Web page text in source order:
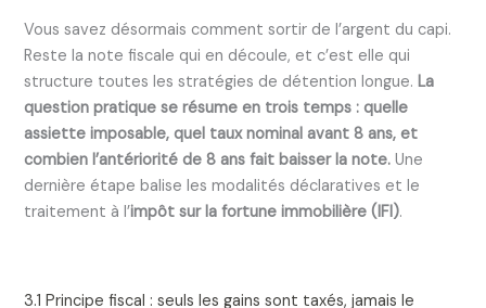
Vous savez désormais comment sortir de l’argent du capi.
Reste la note fiscale qui en découle, et c’est elle qui
structure toutes les stratégies de détention longue.La
question pratique se résume en trois temps : quelle
assiette imposable, quel taux nominal avant 8 ans, et
combien l’antériorité de 8 ans fait baisser la note. Une
dernière étape balise les modalités déclaratives et le
traitement à l’impôt sur la fortune immobilière (IFI).
3.1 Principe fiscal : seuls les gains sont taxés, jamais le